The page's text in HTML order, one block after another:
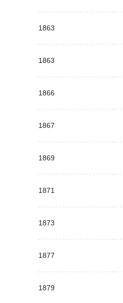
1863
1863
1866
1867
1869
1871
1873
1877
1879